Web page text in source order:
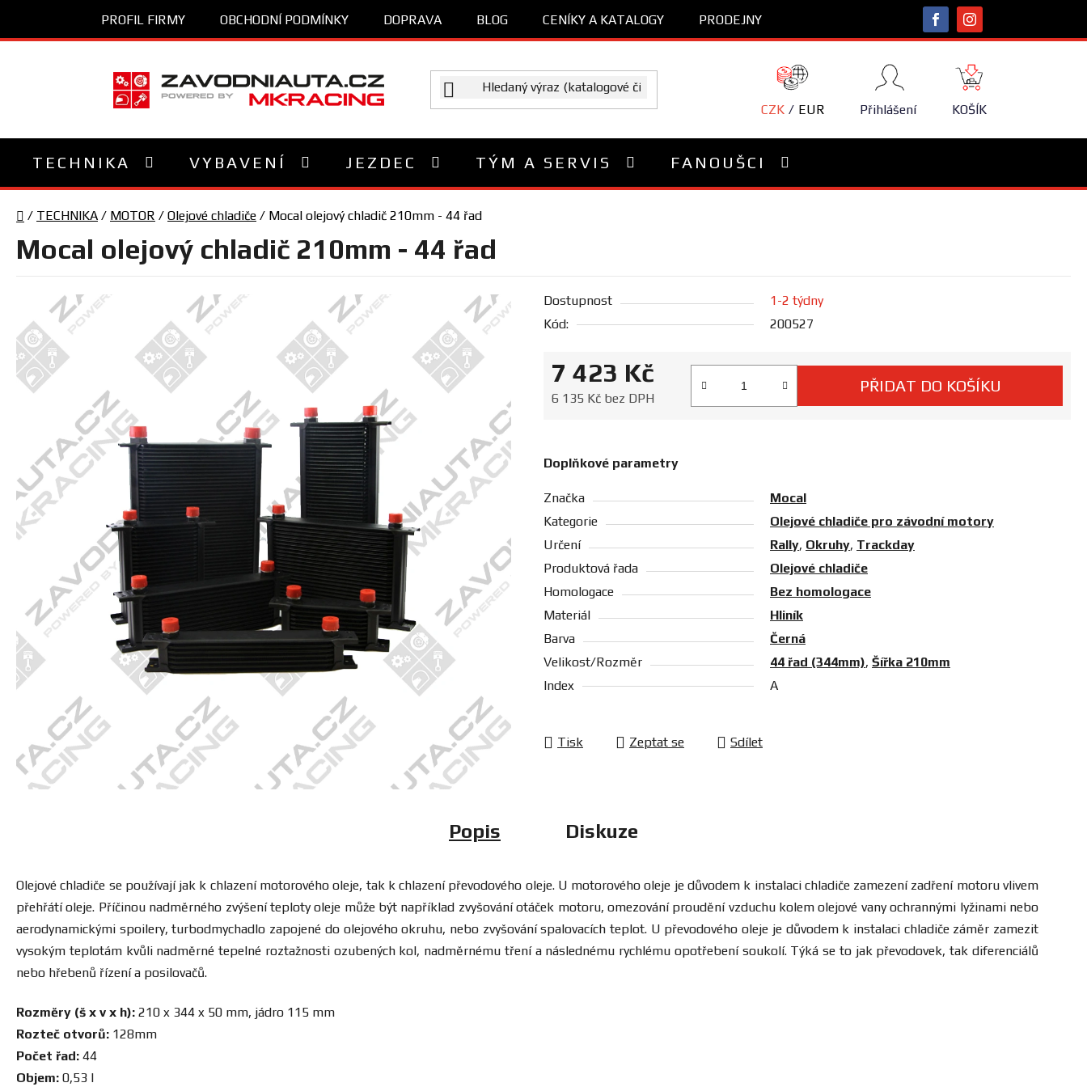
obsah
PROFIL FIRMY OBCHODNÍ PODMÍNKY DOPRAVA BLOG CENÍKY A KATALOGY PRODEJNY
CZK EUR Přihlášení
NÁKUPNÍ
KOŠÍK
KOŠÍK
TECHNIKA VYBAVENÍ JEZDEC TÝM A SERVIS FANOUŠCI
Domů
/ TECHNIKA / MOTOR / Olejové chladiče / Mocal olejový chladič 210mm - 44 řad
Mocal olejový chladič 210mm - 44 řad
Dostupnost
1-2 týdny
Kód:
200527
7 423 Kč
6 135 Kč bez DPH
PŘIDAT DO KOŠÍKU
Doplňkové parametry
Značka
Mocal
Kategorie
Olejové chladiče pro závodní motory
Určení
Rally, Okruhy, Trackday
Produktová řada
Olejové chladiče
Homologace
Bez homologace
Materiál
Hliník
Barva
Černá
Velikost/Rozměr
44 řad (344mm), Šířka 210mm
Index
A
Tisk Zeptat se Sdílet
Popis Diskuze
Olejové chladiče se používají jak k chlazení motorového oleje, tak k chlazení převodového oleje. U motorového oleje je důvodem k instalaci chladiče zamezení zadření motoru vlivem
přehřátí oleje. Příčinou nadměrného zvýšení teploty oleje může být například zvyšování otáček motoru, omezování proudění vzduchu kolem olejové vany ochrannými lyžinami nebo
aerodynamickými spoilery, turbodmychadlo zapojené do olejového okruhu, nebo zvyšování spalovacích teplot. U převodového oleje je důvodem k instalaci chladiče záměr zamezit
vysokým teplotám kvůli nadměrné tepelné roztažnosti ozubených kol, nadměrnému tření a následnému rychlému opotřebení soukolí. Týká se to jak převodovek, tak diferenciálů
nebo hřebenů řízení a posilovačů.
Rozměry (š x v x h): 210 x 344 x 50 mm, jádro 115 mm
Rozteč otvorů: 128mm
Počet řad: 44
Objem: 0,53 l